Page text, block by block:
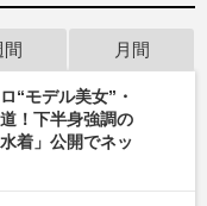
間 月間
“モデル美女”・
！下半身強調の
着」公開でネッ